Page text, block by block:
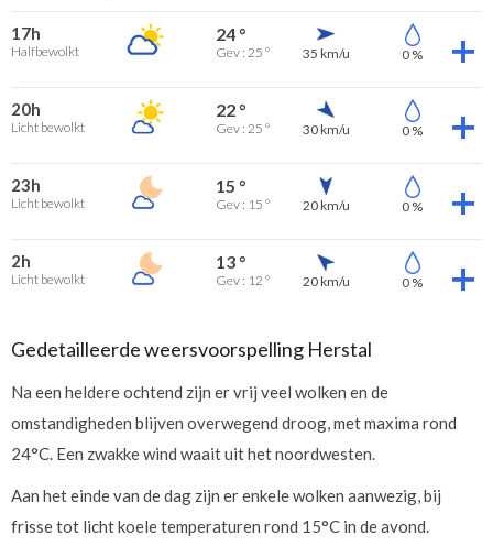
17h
Halfbewolkt
24 °
Gev : 25 ° 35 km/u 0 %
20h
Licht bewolkt
22 °
Gev : 25 ° 30 km/u 0 %
23h
Licht bewolkt
15 °
Gev : 15 ° 20 km/u 0 %
2h
Licht bewolkt
13 °
Gev : 12 ° 20 km/u 0 %
Gedetailleerde weersvoorspelling Herstal
Na een heldere ochtend zijn er vrij veel wolken en de
omstandigheden blijven overwegend droog, met maxima rond
24°C. Een zwakke wind waait uit het noordwesten.
Aan het einde van de dag zijn er enkele wolken aanwezig, bij
frisse tot licht koele temperaturen rond 15°C in de avond.